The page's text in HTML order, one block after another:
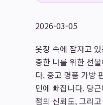
2026-03-05
옷장 속에 잠자고
중한 나를 위한 선
다. 중고 명품 가방
민에 빠집니다. 당
점의 신뢰도, 그리